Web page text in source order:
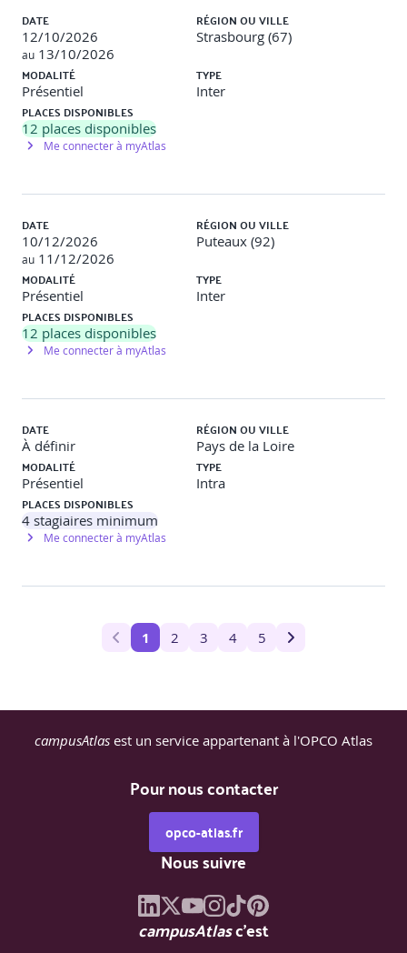
Questionner son modèle économique et identifier les
axes porteurs de changement.
Déployer les leviers d'innovation : l'écoconception,
l'écocommunicationles achats responsables, le
management éthique.
Mettre en œuvre de nouvelles stratégies (stratégies
environnementales, stratégies BOP (Bottom Of the
Pyramid)).
Chaque participant conduit une réflexion individuelle sur
les leviers les plus adaptés à son organisation, suivie d'un
échange avec les autres participants.
5 - Déployer le projet RSE avec succès
Mettre en place un comité de pilotage.
Identifier les "quick win".
Communiquer en interne et en externe.
DATE
12/10/2026
au 13/10/2026
RÉGION OU VILLE
Strasbourg (67)
MODALITÉ
Présentiel
TYPE
Inter
PLACES DISPONIBLES
12 places disponibles
Me connecter à myAtlas
DATE
10/12/2026
au 11/12/2026
RÉGION OU VILLE
Puteaux (92)
MODALITÉ
Présentiel
TYPE
Inter
PLACES DISPONIBLES
12 places disponibles
Me connecter à myAtlas
DATE
À définir
RÉGION OU VILLE
Pays de la Loire
MODALITÉ
Présentiel
TYPE
Intra
PLACES DISPONIBLES
4 stagiaires minimum
Me connecter à myAtlas
1 2 3 4 5
campusAtlas est un service appartenant à l'OPCO Atlas
Pour nous contacter
opco-atlas.fr
Nous suivre
campusAtlasc'est